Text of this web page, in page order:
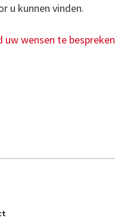
u kunnen vinden.
wensen te bespreken